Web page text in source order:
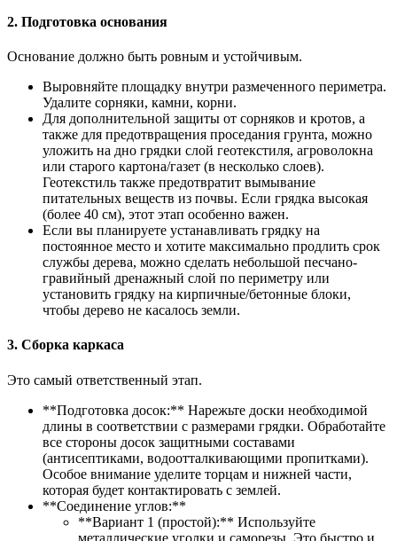
2. Подготовка основания
Основание должно быть ровным и устойчивым.
Выровняйте площадку внутри размеченного периметра.
Удалите сорняки, камни, корни.
Для дополнительной защиты от сорняков и кротов, а
также для предотвращения проседания грунта, можно
уложить на дно грядки слой геотекстиля, агроволокна
или старого картона/газет (в несколько слоев).
Геотекстиль также предотвратит вымывание
питательных веществ из почвы. Если грядка высокая
(более 40 см), этот этап особенно важен.
Если вы планируете устанавливать грядку на
постоянное место и хотите максимально продлить срок
службы дерева, можно сделать небольшой песчано-
гравийный дренажный слой по периметру или
установить грядку на кирпичные/бетонные блоки,
чтобы дерево не касалось земли.
3. Сборка каркаса
Это самый ответственный этап.
**Подготовка досок:** Нарежьте доски необходимой
длины в соответствии с размерами грядки. Обработайте
все стороны досок защитными составами
(антисептиками, водоотталкивающими пропитками).
Особое внимание уделите торцам и нижней части,
которая будет контактировать с землей.
**Соединение углов:**
**Вариант 1 (простой):** Используйте
металлические уголки и саморезы. Это быстро и